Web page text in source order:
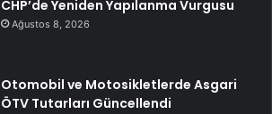
CHP’de Yeniden Yapılanma Vurgusu
Ağustos 8, 2026
Otomobil ve Motosikletlerde Asgari
ÖTV Tutarları Güncellendi